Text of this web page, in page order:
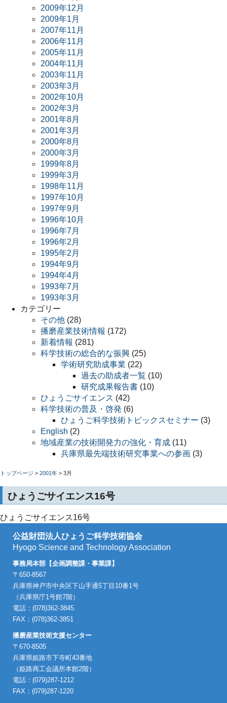
2009年12月
2009年1月
2007年11月
2006年11月
2005年11月
2004年11月
2003年11月
2003年3月
2002年10月
2002年3月
2001年8月
2001年3月
2000年8月
2000年3月
1999年8月
1999年3月
1998年11月
1997年10月
1997年9月
1996年10月
1996年7月
1996年2月
1995年2月
1994年9月
1994年4月
1993年7月
1993年3月
カテゴリー
その他 (28)
播磨産業技術情報 (172)
新着情報 (281)
科学技術の総合的な振興 (25)
学術研究助成事業 (22)
過去の助成者一覧 (10)
研究成果報告書 (10)
ひょうごサイエンス (42)
科学技術の普及・啓発 (6)
ひょうご科学技術トピックスセミナー (3)
English (2)
地域産業の技術開発力の強化・育成 (11)
兵庫県最先端技術研究事業への参画 (3)
トップページ > 2001年 > 3月
ひょうごサイエンス16号
ひょうごサイエンス16号
公益財団法人ひょうご科学技術協会
Hyogo Science and Technology Association
事務局本部【企画調整課・事業課】
〒650-8567
兵庫県神戸市中央区下山手通5丁目10番1号
（兵庫県庁1号館7階）
電話：(078)362-3845
FAX：(078)362-3851
播磨産業技術支援センター
〒670-8505
兵庫県姫路市下寺町43番地
（姫路商工会議所本館2階）
電話：(079)287-1212
FAX：(079)287-1220